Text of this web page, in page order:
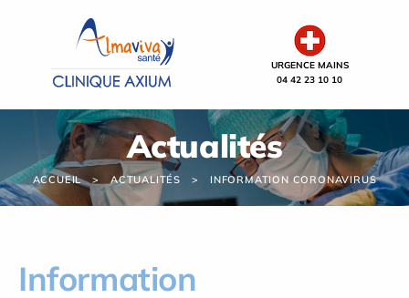
URGENCE MAINS
04 42 23 10 10
Actualités
ACCUEIL ACTUALITÉS INFORMATION CORONAVIRUS
Information